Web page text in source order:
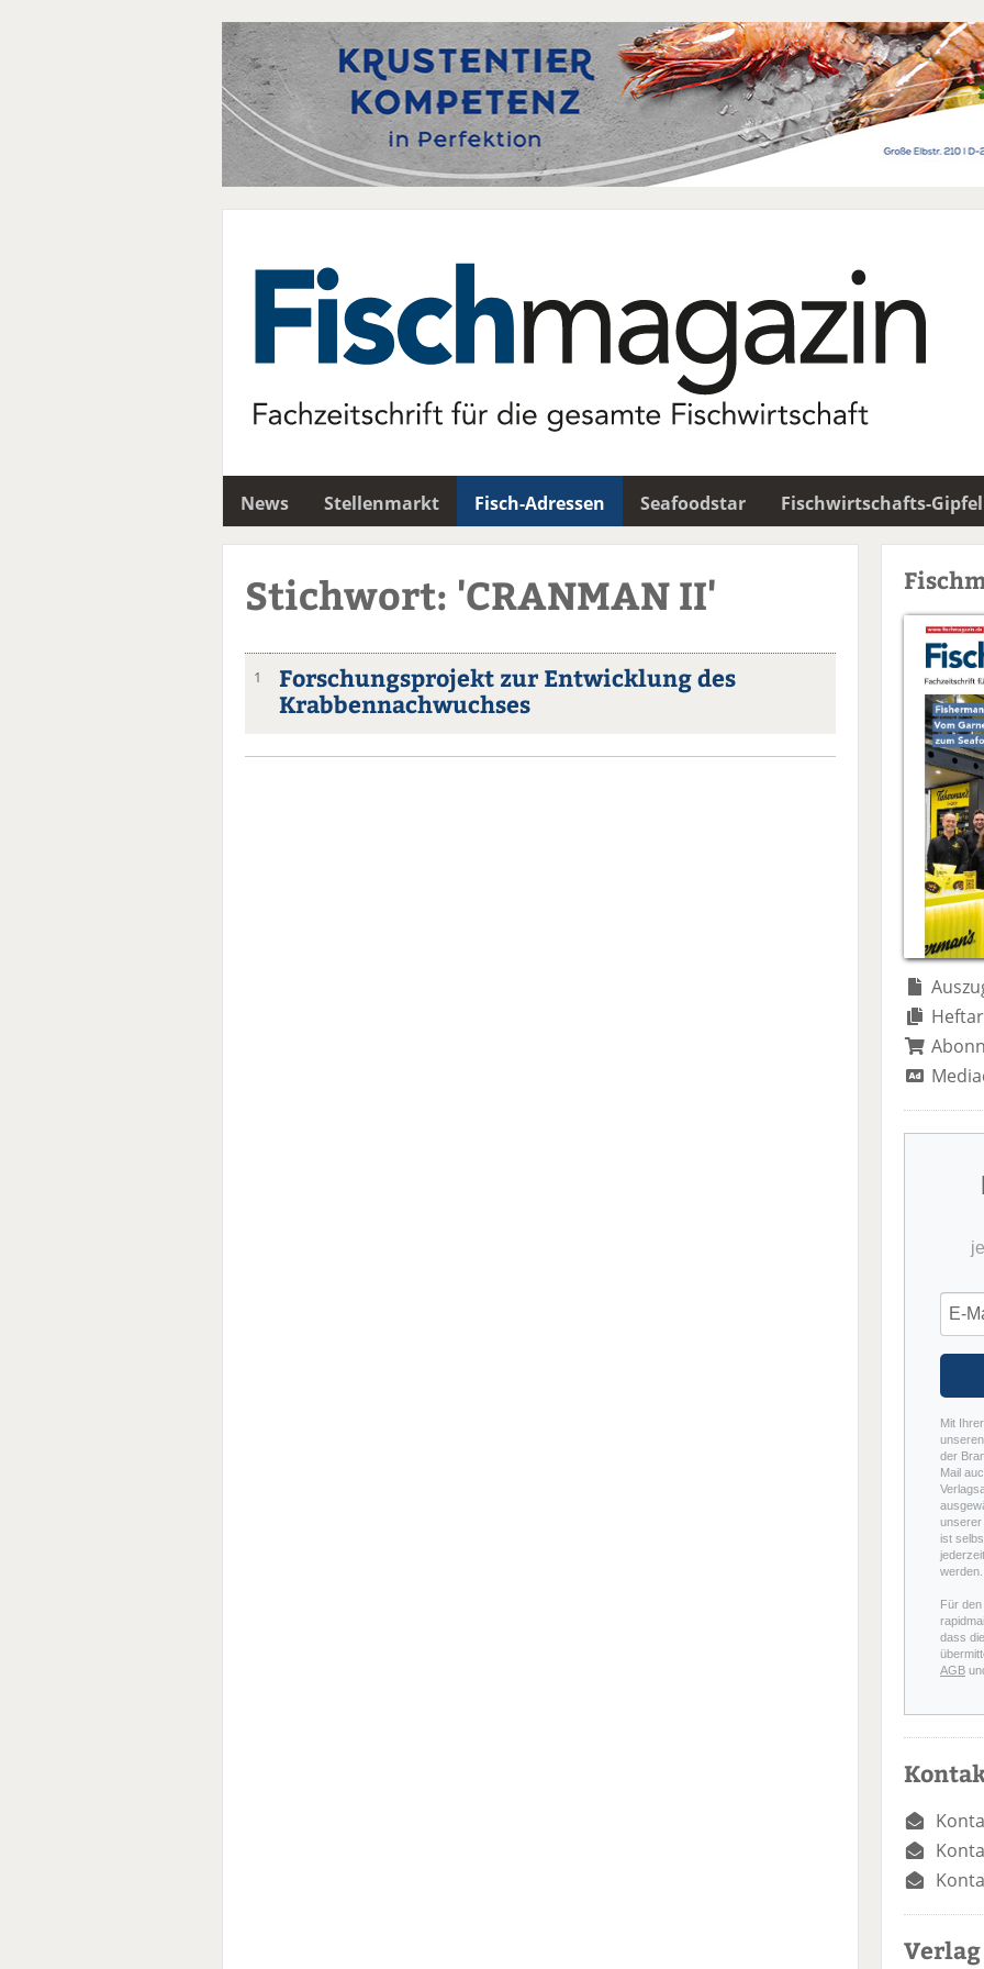
News Stellenmarkt Fisch-Adressen Seafoodstar Fischwirtschafts-Gipfel
Stichwort: 'CRANMAN II'
1
Forschungsprojekt zur Entwicklung des
Krabbennachwuchses
Mit
der
Mail
unserer
ist
werden.
Für
dass
AGB
Verlag